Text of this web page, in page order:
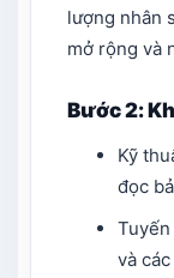
lượng nhân
mở rộng và
Bước 2:
Kỹ
đọc
và